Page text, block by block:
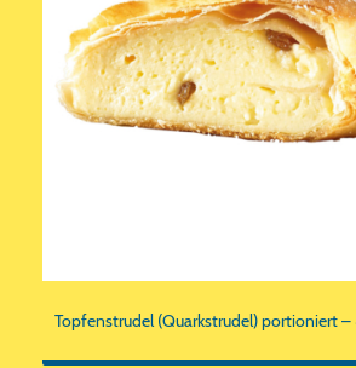
Topfenstrudel (Quarkstrudel) portioniert